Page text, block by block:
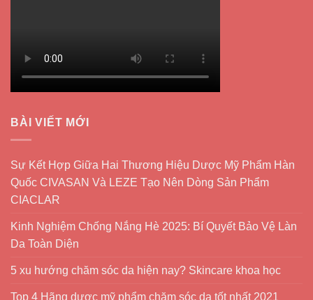
BÀI VIẾT MỚI
Sự Kết Hợp Giữa Hai Thương Hiệu Dược Mỹ Phẩm Hàn
Quốc CIVASAN Và LEZE Tạo Nên Dòng Sản Phẩm
CIACLAR
Kinh Nghiệm Chống Nắng Hè 2025: Bí Quyết Bảo Vệ Làn
Da Toàn Diện
5 xu hướng chăm sóc da hiện nay? Skincare khoa học
Top 4 Hãng dược mỹ phẩm chăm sóc da tốt nhất 2021